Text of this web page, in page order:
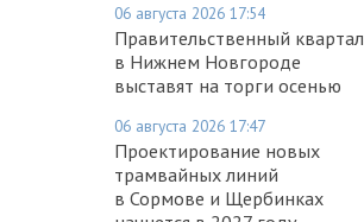
06 августа 2026 17:54
Правительственный квартал
в Нижнем Новгороде
выставят на торги осенью
06 августа 2026 17:47
Проектирование новых
трамвайных линий
в Сормове и Щербинках